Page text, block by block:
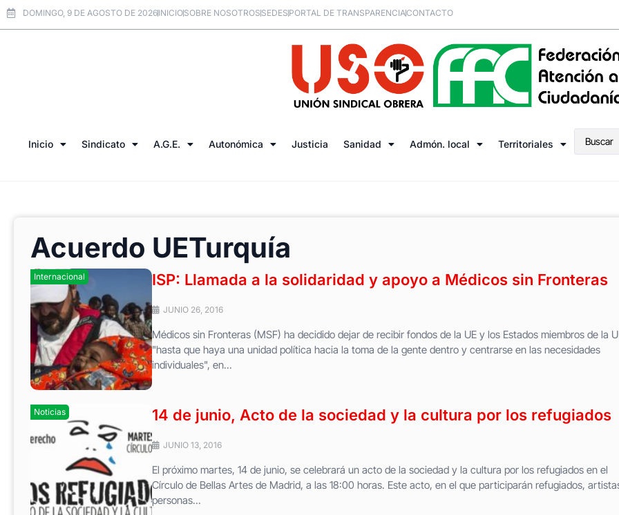
DOMINGO, 9 DE AGOSTO DE 2026INICIOSOBRE NOSOTROSSEDESPORTAL DE TRANSPARENCIACONTACTO
Inicio Sindicato A.G.E. Autonómica Justicia Sanidad Admón. local Territoriales
Acuerdo UETurquía
Internacional ISP: Llamada a la solidaridad y apoyo a Médicos sin Fronteras
JUNIO 26, 2016
Médicos sin Fronteras (MSF) ha decidido dejar de recibir fondos de la UE y los Estados miembros de la
"hasta que haya una unidad política hacia la toma de la gente dentro y centrarse en las necesidades
individuales", en...
Noticias 14 de junio, Acto de la sociedad y la cultura por los refugiados
JUNIO 13, 2016
El próximo martes, 14 de junio, se celebrará un acto de la sociedad y la cultura por los refugiados en el
Círculo de Bellas Artes de Madrid, a las 18:00 horas. Este acto, en el que participarán refugiados,
personas...